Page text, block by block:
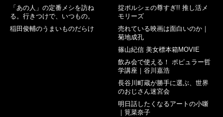
「あの人」の定番メシを訪ね
る。行きつけで、いつもの。
稲田俊輔のうまいものだらけ
掟ポルシェの尊すぎ!! 推し活メ
モリーズ
売れている映画は面白いのか｜
菊地成孔
篠山紀信 美女標本箱MOVIE
飲み会で使える！ ポピュラー哲
学講座｜谷川嘉浩
長谷川町蔵が勝手に選ぶ、世界
のおじさん迷宮会
明日話したくなるアートの小噺
｜筧菜奈子